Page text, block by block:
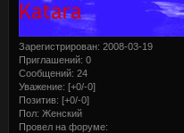
Зарегистрирован: 2008-03-19
Приглашений: 0
Сообщений: 24
Уважение: [+0/-0]
Позитив: [+0/-0]
Пол: Женский
Провел на форуме: